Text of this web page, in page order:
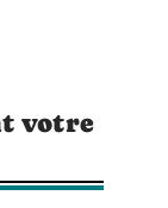
votre